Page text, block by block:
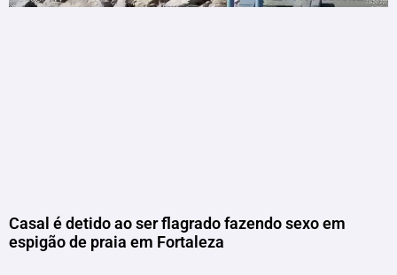
Casal é detido ao ser flagrado fazendo sexo em
espigão de praia em Fortaleza